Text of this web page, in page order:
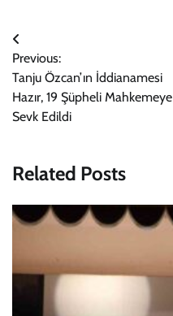
Yazı
gezinmesi
Previous:
Tanju Özcan’ın İddianamesi
Hazır, 19 Şüpheli Mahkemeye
Sevk Edildi
Related Posts